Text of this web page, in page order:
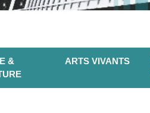
&
ARTS VIVANTS